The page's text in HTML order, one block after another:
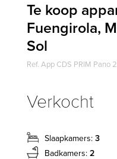
Te koop
Fuengirola,
Sol
Ref. App CDS PRIM Pano
Verkocht
Slaapkamers: 3
Badkamers: 2